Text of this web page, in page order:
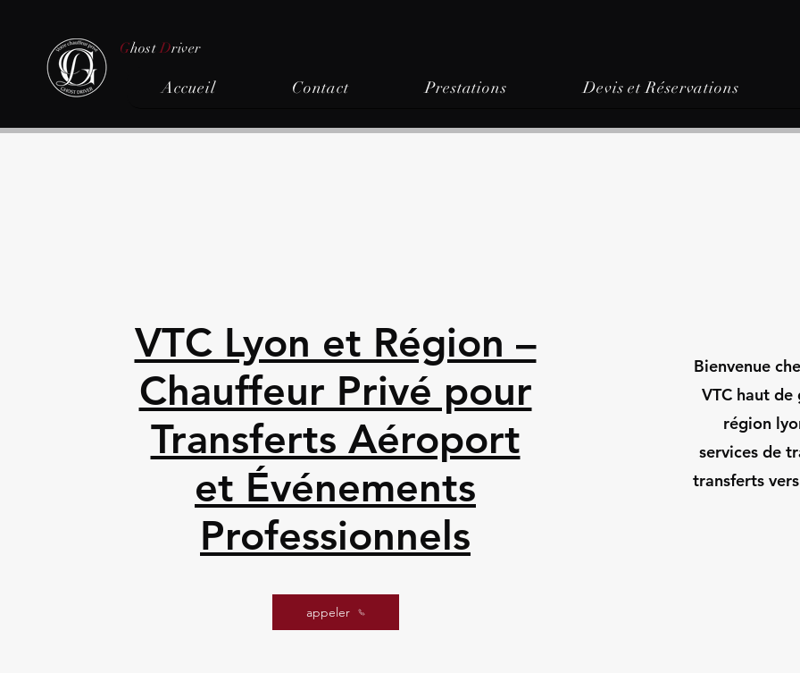
Ghost Driver
Accueil Contact Prestations Devis et Réservations
VTC Lyon et Région –
Chauffeur Privé pour
Transferts Aéroport
et Événements
Professionnels
appeler
Bienvenue
VTC haut
région
services de
transferts